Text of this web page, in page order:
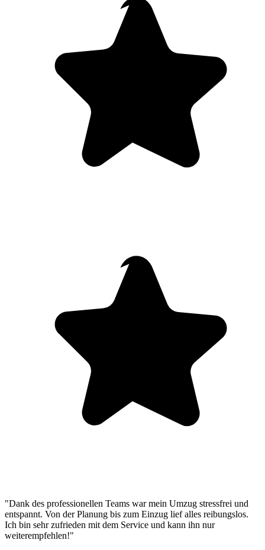
"Dank des professionellen Teams war mein Umzug stressfrei und
entspannt. Von der Planung bis zum Einzug lief alles reibungslos.
Ich bin sehr zufrieden mit dem Service und kann ihn nur
weiterempfehlen!"